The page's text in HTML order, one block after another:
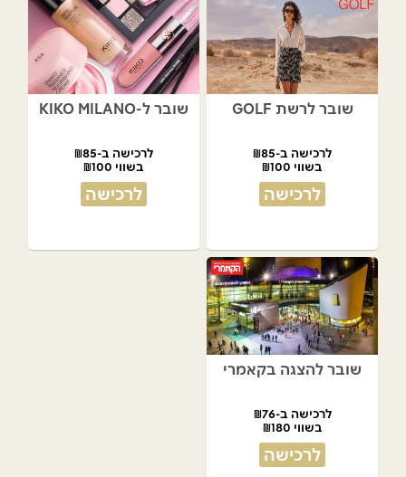
שובר לרשת GOLF
לרכישה ב-₪85
בשווי ₪100
לרכישה
שובר ל-KIKO MILANO
לרכישה ב-₪85
בשווי ₪100
לרכישה
שובר להצגה בקאמרי
לרכישה ב-₪76
בשווי ₪180
לרכישה